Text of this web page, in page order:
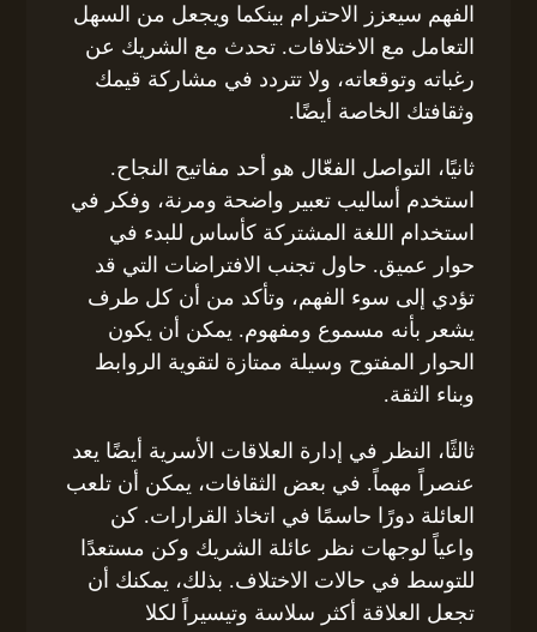
الفهم سيعزز الاحترام بينكما ويجعل من السهل
التعامل مع الاختلافات. تحدث مع الشريك عن
رغباته وتوقعاته، ولا تتردد في مشاركة قيمك
وثقافتك الخاصة أيضًا.
ثانيًا، التواصل الفعّال هو أحد مفاتيح النجاح.
استخدم أساليب تعبير واضحة ومرنة، وفكر في
استخدام اللغة المشتركة كأساس للبدء في
حوار عميق. حاول تجنب الافتراضات التي قد
تؤدي إلى سوء الفهم، وتأكد من أن كل طرف
يشعر بأنه مسموع ومفهوم. يمكن أن يكون
الحوار المفتوح وسيلة ممتازة لتقوية الروابط
وبناء الثقة.
ثالثًا، النظر في إدارة العلاقات الأسرية أيضًا يعد
عنصراً مهماً. في بعض الثقافات، يمكن أن تلعب
العائلة دورًا حاسمًا في اتخاذ القرارات. كن
واعياً لوجهات نظر عائلة الشريك وكن مستعدًا
للتوسط في حالات الاختلاف. بذلك، يمكنك أن
تجعل العلاقة أكثر سلاسة وتيسيراً لكلا